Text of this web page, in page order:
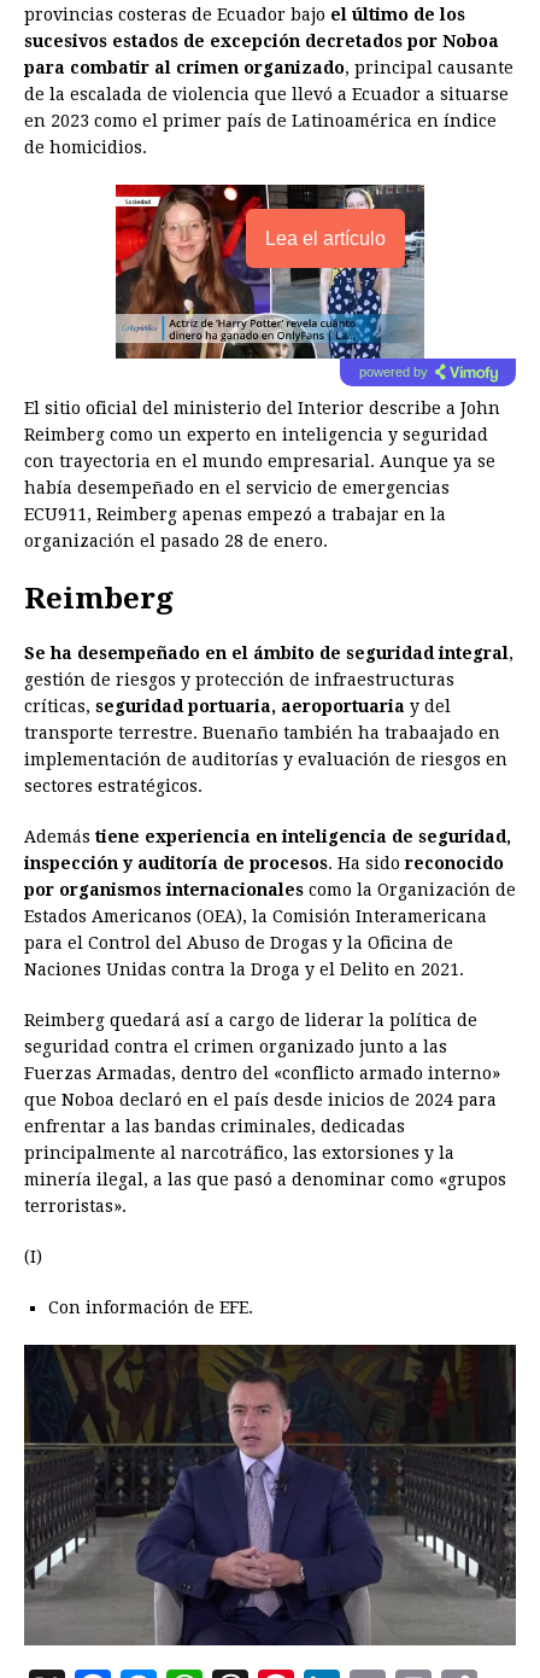
provincias costeras de Ecuador bajo el último de los
sucesivos estados de excepción decretados por Noboa
para combatir al crimen organizado, principal causante
de la escalada de violencia que llevó a Ecuador a situarse
en 2023 como el primer país de Latinoamérica en índice
de homicidios.
Lea el artículo
powered by
El sitio oficial del ministerio del Interior describe a John
Reimberg como un experto en inteligencia y seguridad
con trayectoria en el mundo empresarial. Aunque ya se
había desempeñado en el servicio de emergencias
ECU911, Reimberg apenas empezó a trabajar en la
organización el pasado 28 de enero.
Reimberg
Se ha desempeñado en el ámbito de seguridad integral,
gestión de riesgos y protección de infraestructuras
críticas, seguridad portuaria, aeroportuaria y del
transporte terrestre. Buenaño también ha trabaajado en
implementación de auditorías y evaluación de riesgos en
sectores estratégicos.
Además tiene experiencia en inteligencia de seguridad,
inspección y auditoría de procesos. Ha sidoreconocido
por organismos internacionales como la Organización de
Estados Americanos (OEA), la Comisión Interamericana
para el Control del Abuso de Drogas y la Oficina de
Naciones Unidas contra la Droga y el Delito en 2021.
Reimberg quedará así a cargo de liderar la política de
seguridad contra el crimen organizado junto a las
Fuerzas Armadas, dentro del «conflicto armado interno»
que Noboa declaró en el país desde inicios de 2024 para
enfrentar a las bandas criminales, dedicadas
principalmente al narcotráfico, las extorsiones y la
minería ilegal, a las que pasó a denominar como «grupos
terroristas».
(I)
Con información de EFE.